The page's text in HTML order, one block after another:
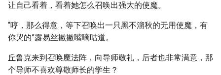
让自己看着，看着她怎么召唤出强大的使魔。
“哼，那么得意，等下召唤出一只黑不溜秋的无用使魔，有
你哭的”露易丝撇撇嘴嘀咕道。
丘鲁克来到召唤魔法阵，向导师敬礼，后者也非常满意，那
个导师不喜欢尊敬师长的学生？